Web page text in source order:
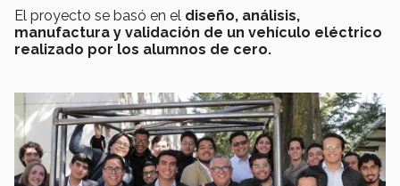
El proyecto se basó en el diseño, análisis,
manufactura y validación de un vehículo eléctrico
realizado por los alumnos de cero.